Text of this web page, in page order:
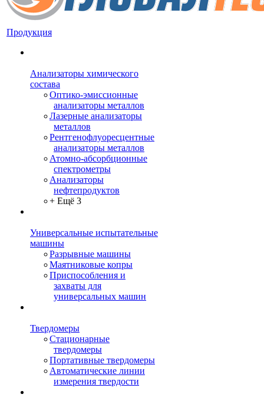
Продукция
Анализаторы химического
состава
Оптико-эмиссионные
анализаторы металлов
Лазерные анализаторы
металлов
Рентгенофлуоресцентные
анализаторы металлов
Атомно-абсорбционные
спектрометры
Анализаторы
нефтепродуктов
+ Ещё 3
Универсальные испытательные
машины
Разрывные машины
Маятниковые копры
Приспособления и
захваты для
универсальных машин
Твердомеры
Стационарные
твердомеры
Портативные твердомеры
Автоматические линии
измерения твердости